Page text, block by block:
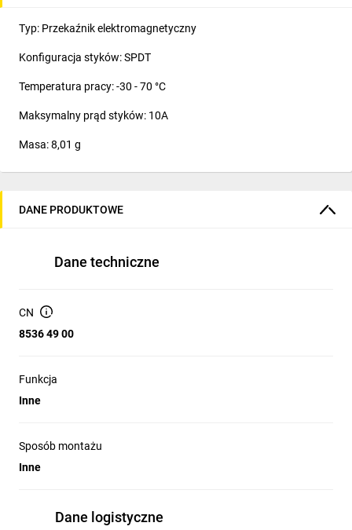
Typ: Przekaźnik elektromagnetyczny
Konfiguracja styków: SPDT
Temperatura pracy: -30 - 70 °C
Maksymalny prąd styków: 10A
Masa: 8,01 g
DANE PRODUKTOWE
Dane techniczne
CN
8536 49 00
Funkcja
Inne
Sposób montażu
Inne
Dane logistyczne